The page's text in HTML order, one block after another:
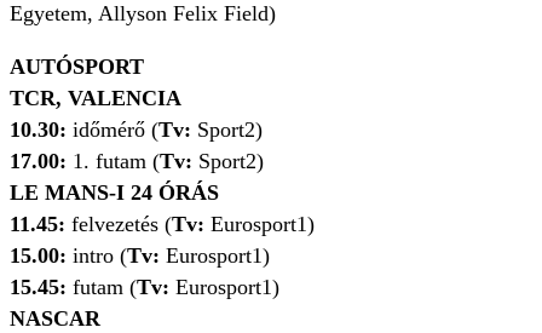
Egyetem, Allyson Felix Field)
AUTÓSPORT
TCR, VALENCIA
10.30: időmérő (Tv: Sport2)
17.00: 1. futam (Tv: Sport2)
LE MANS-I 24 ÓRÁS
11.45: felvezetés (Tv: Eurosport1)
15.00: intro (Tv: Eurosport1)
15.45: futam (Tv: Eurosport1)
NASCAR